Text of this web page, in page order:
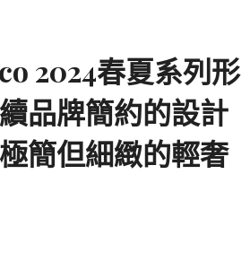
2024春夏系列形
品牌簡約的設計
簡但細緻的輕奢